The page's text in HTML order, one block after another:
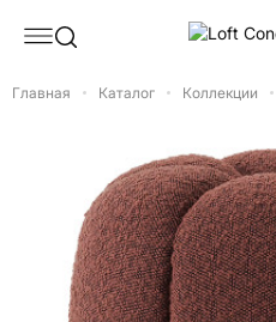
Главная Каталог Коллекции